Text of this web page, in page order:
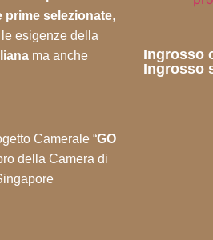
prime selezionate,
esigenze della
ma anche
Camerale “GO
della Camera di
Ingrosso
Ingrosso